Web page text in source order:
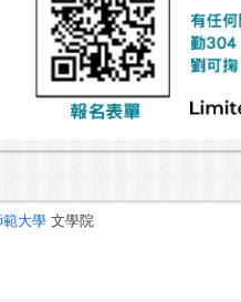
範大學 文學院